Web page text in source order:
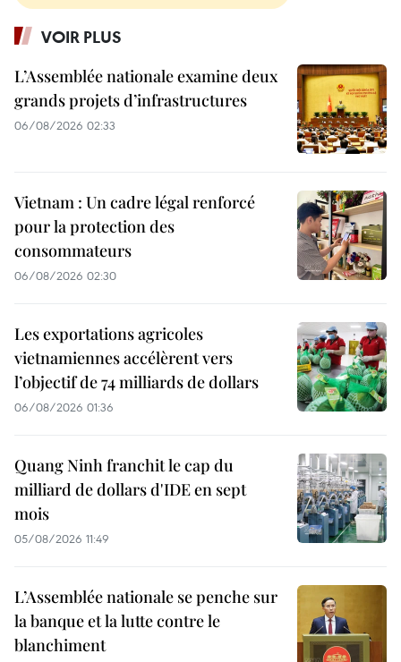
VOIR PLUS
L’Assemblée nationale examine deux
grands projets d’infrastructures
06/08/2026 02:33
Vietnam : Un cadre légal renforcé
pour la protection des
consommateurs
06/08/2026 02:30
Les exportations agricoles
vietnamiennes accélèrent vers
l’objectif de 74 milliards de dollars
06/08/2026 01:36
Quang Ninh franchit le cap du
milliard de dollars d'IDE en sept
mois
05/08/2026 11:49
L’Assemblée nationale se penche sur
la banque et la lutte contre le
blanchiment